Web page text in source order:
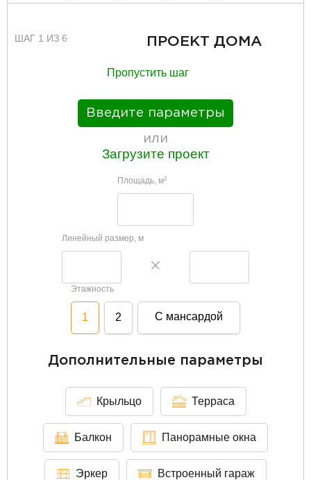
ШАГ 1 ИЗ 6 ПРОЕКТ ДОМА
Пропустить шаг
Введите параметры
или
Загрузите проект
Площадь, м2
Линейный размер, м
Этажность
1 2 С мансардой
Дополнительные параметры
Крыльцо Терраса
Балкон Панорамные окна
Эркер Встроенный гараж